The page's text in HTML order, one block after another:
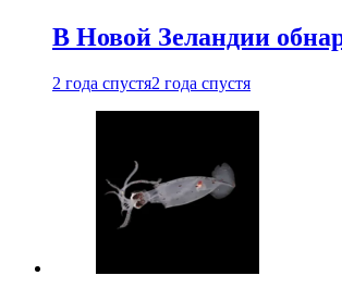
В Новой Зеландии
2 года спустя2 года спустя